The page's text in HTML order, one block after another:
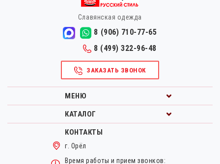
Славянская одежда
8 (906) 710-77-65
8 (499) 322-96-48
ЗАКАЗАТЬ ЗВОНОК
МЕНЮ
КАТАЛОГ
КОНТАКТЫ
г. Орёл
Время работы и прием звонков: